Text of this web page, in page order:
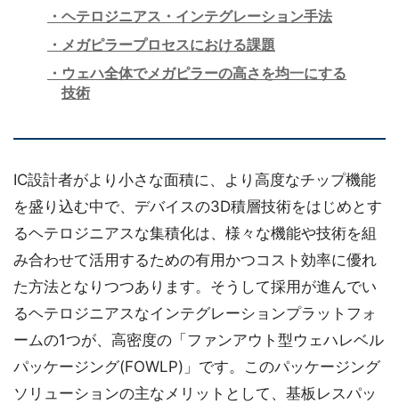
ヘテロジニアス・インテグレーション手法
メガピラープロセスにおける課題
ウェハ全体でメガピラーの高さを均一にする
技術
IC設計者がより小さな面積に、より高度なチップ機能
を盛り込む中で、デバイスの3D積層技術をはじめとす
るヘテロジニアスな集積化は、様々な機能や技術を組
み合わせて活用するための有用かつコスト効率に優れ
た方法となりつつあります。そうして採用が進んでい
るヘテロジニアスなインテグレーションプラットフォ
ームの1つが、高密度の「ファンアウト型ウェハレベル
パッケージング(FOWLP)」です。このパッケージング
ソリューションの主なメリットとして、基板レスパッ